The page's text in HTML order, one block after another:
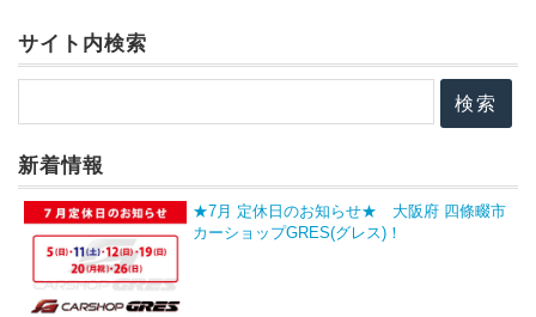
サイト内検索
新着情報
★7月 定休日のお知らせ★ 大阪府 四條畷市
カーショップGRES(グレス)！